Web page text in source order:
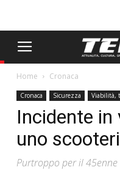
Home Cronaca
Cronaca Sicurezza Viabilità,
Incidente
uno
Purtroppo per il 45enne